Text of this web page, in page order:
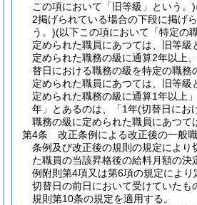
この項において「旧等級」という。)
2掲げられている場合の下段に掲げ
う。)(以下この項において「特定の
定められた職員にあつては、旧等級
定められた職務の級に通算2年以上
替日における職務の級を特定の職務
定められた職員にあつては、旧等級
定められた職務の級に通算1年以上
年」とあるのは、「1年(切替日にお
職務の級に定められた職員にあつて
第4条
改正条例による改正後の一般
条例及び改正後の規則の規定により
た職員の当該昇格後の給料月額の決
例附則第4項又は第6項の規定により
切替日の前日において受けていたも
規則第10条の規定を適用する。